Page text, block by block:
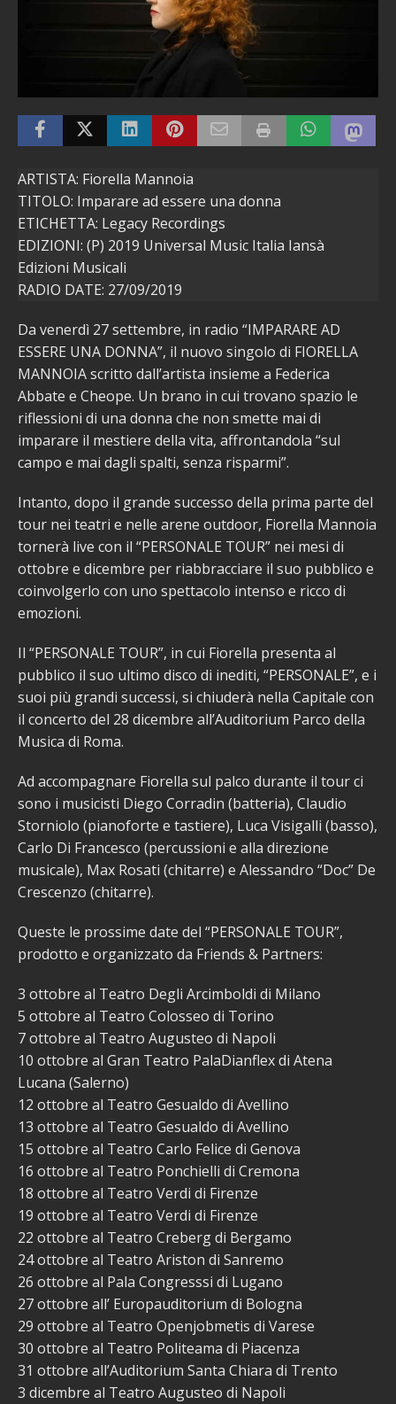
ARTISTA: Fiorella Mannoia
TITOLO: Imparare ad essere una donna
ETICHETTA: Legacy Recordings
EDIZIONI: (P) 2019 Universal Music Italia Iansà
Edizioni Musicali
RADIO DATE: 27/09/2019
Da venerdì 27 settembre, in radio “IMPARARE AD
ESSERE UNA DONNA”, il nuovo singolo di FIORELLA
MANNOIA scritto dall’artista insieme a Federica
Abbate e Cheope. Un brano in cui trovano spazio le
riflessioni di una donna che non smette mai di
imparare il mestiere della vita, affrontandola “sul
campo e mai dagli spalti, senza risparmi”.
Intanto, dopo il grande successo della prima parte del
tour nei teatri e nelle arene outdoor, Fiorella Mannoia
tornerà live con il “PERSONALE TOUR” nei mesi di
ottobre e dicembre per riabbracciare il suo pubblico e
coinvolgerlo con uno spettacolo intenso e ricco di
emozioni.
Il “PERSONALE TOUR”, in cui Fiorella presenta al
pubblico il suo ultimo disco di inediti, “PERSONALE”, e i
suoi più grandi successi, si chiuderà nella Capitale con
il concerto del 28 dicembre all’Auditorium Parco della
Musica di Roma.
Ad accompagnare Fiorella sul palco durante il tour ci
sono i musicisti Diego Corradin (batteria), Claudio
Storniolo (pianoforte e tastiere), Luca Visigalli (basso),
Carlo Di Francesco (percussioni e alla direzione
musicale), Max Rosati (chitarre) e Alessandro “Doc” De
Crescenzo (chitarre).
Queste le prossime date del “PERSONALE TOUR”,
prodotto e organizzato da Friends & Partners:
3 ottobre al Teatro Degli Arcimboldi di Milano
5 ottobre al Teatro Colosseo di Torino
7 ottobre al Teatro Augusteo di Napoli
10 ottobre al Gran Teatro PalaDianflex di Atena
Lucana (Salerno)
12 ottobre al Teatro Gesualdo di Avellino
13 ottobre al Teatro Gesualdo di Avellino
15 ottobre al Teatro Carlo Felice di Genova
16 ottobre al Teatro Ponchielli di Cremona
18 ottobre al Teatro Verdi di Firenze
19 ottobre al Teatro Verdi di Firenze
22 ottobre al Teatro Creberg di Bergamo
24 ottobre al Teatro Ariston di Sanremo
26 ottobre al Pala Congresssi di Lugano
27 ottobre all’ Europauditorium di Bologna
29 ottobre al Teatro Openjobmetis di Varese
30 ottobre al Teatro Politeama di Piacenza
31 ottobre all’Auditorium Santa Chiara di Trento
3 dicembre al Teatro Augusteo di Napoli